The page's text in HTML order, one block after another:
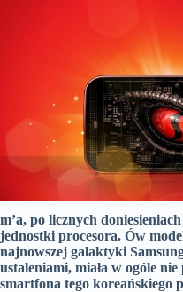
m’a, po licznych
jednostki procesora. Ów
najnowszej galaktyki
ustaleniami, miała w ogóle
smartfona tego koreańskiego